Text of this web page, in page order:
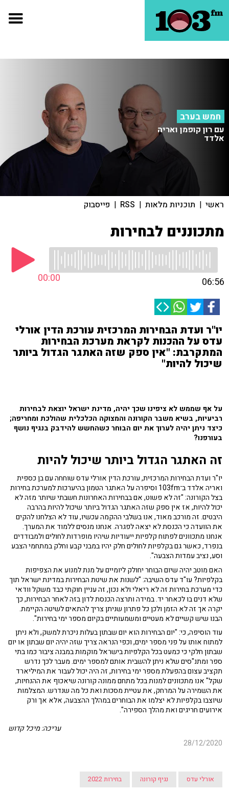
חמש בערב
עם רון קופמן ואריה
אלדד
ראשי | תוכניות מלאות |
RSS
| פייסבוק
מתכוננים לבחירות
00:00 06:56
יו"ר ועדת הבחירות המרכזית עורכת הדין אורלי
עדס על ההכנות לקראת מערכת הבחירות
המתקרבת: "אין ספק שזה האתגר הגדול ביותר
שיכול להיות"
על אף שממש לא ציפינו שכך יהיה, מדינת ישראל יוצאת לבחירות
רביעיות, בשיא משבר הקורונה והמצוקה הכלכלית שהולכת ומחריפה;
כיצד ניתן יהיה לערוך את יום הבוחר כשהחשש להידבק בנגיף נושף
בעורפנו?
זה האתגר הגדול ביותר שיכול להיות
יו"ר ועדת הבחירות המרכזית, עורכת הדין אורלי עדס שוחחה עם בן כספית
ואריה אלדד ב־103fm וסיפרה על האתגר הטמון בהיערכות למערכת בחירות
בצל הקורונה: "זה לא פשוט, אם בבחירות האחרונות חשבתי שיותר מזה לא
יכול להיות, אז אין ספק שזה האתגר הגדול ביותר שיכול להיות בהרבה
היבטים. זה מורכב מאוד, אנו בשלבי ההקמה עכשיו, עוד לא הצלחנו להקים
את הוועדה כי הכנסת לא יצאה לפגרה. אנחנו מנסים ללמוד את המערך.
אנחנו מתכוונים לפתוח קלפיות ייעודיות שיהיו מופרדות לחולים ולמבודדים
בנפרד, כאשר גם בקלפיות לחולים חלק יהיו במבני קבע וחלק במתחמי הצבע
וסע, נציב עמדות הצבעה".
האם מוטב יהיה שיום הבוחר יחולק ליומיים על מנת למנוע את הצפיפות
בקלפיות? עו"ד עדס השיבה: "לשנות את שיטת הבחירות במדינת ישראל תוך
כדי מערכת בחירות זה לא ריאלי ולא נכון, זה עניין חוקתי כבד משקל וודאי
שלא דנים בו לכאחר יד. במידה ותרצה הכנסת לדון בזה לאחר הבחירות, כך
יקרה אך זה לא הזמן ולכן כל פתרון שניתן צריך להתאים לשיטה הקיימת.
הבנו שיש קשיים לא מעטיים ומשמעותיים בקיום מספר ימי בחירות".
עוד הוסיפה, כי: "יום הבחירות הוא יום שבתון בעלות ניכרת למשק, ולא ניתן
למתוח אותו על פני מספר ימים, וכפי הנראה צריך שזה יהיה יום שבתון או יום
שבתון חלקי כי כמעט בכל הקלפיות בישראל מוקמות במבנה ציבור כמו בתי
ספר ומתנ"סים שלא ניתן להשבית אותם למספר ימים. מעבר לכך נדרש
תקציב עצום בהפעלת מספר ימי בחירות, זה היה יכול לעבור את המיליארד
שקל" אנו מתכוונים למנות בכל מתחם ממונה קורונה שיאכוף את ההנחיות,
את השמירה על המרחק, את עטיית מסכות ואת כל מה שנדרש. המצלמות
שיוצבו בקלפיות לא יצלמו את הבוחרים במהלך ההצבעה, אלא אך ורק
אירועים חריגים ואת מהלך הספירה".
עריכה: מיכל קדוש
28/12/2020
אורלי עדס נגיף קורונה בחירות 2022